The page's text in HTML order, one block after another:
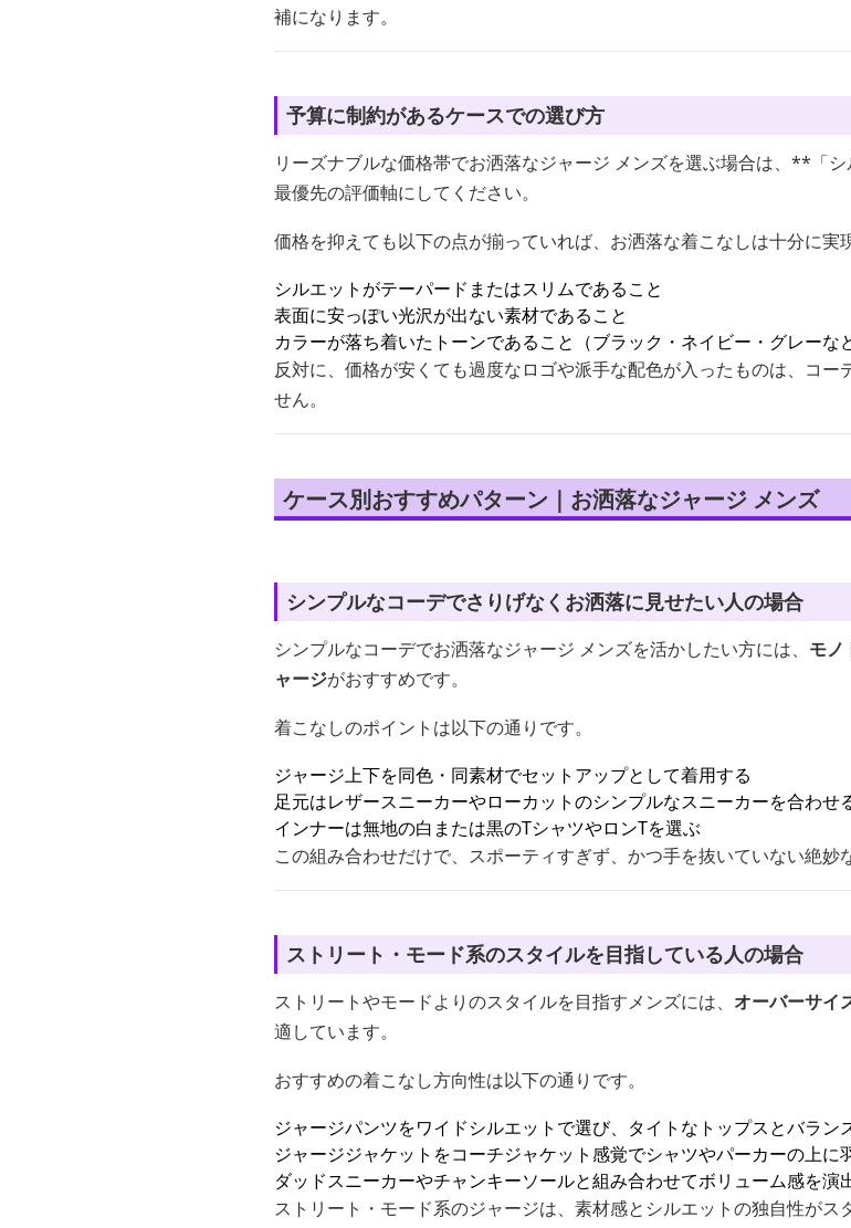
補になります。
予算に制約があるケースでの選び方
リーズナブルな価格帯でお洒落なジャージ メンズを選ぶ場合は、**「
最優先の評価軸にしてください。
価格を抑えても以下の点が揃っていれば、お洒落な着こなしは十分に実
シルエットがテーパードまたはスリムであること
表面に安っぽい光沢が出ない素材であること
カラーが落ち着いたトーンであること（ブラック・ネイビー・グレーな
反対に、価格が安くても過度なロゴや派手な配色が入ったものは、コ
せん。
ケース別おすすめパターン｜お洒落なジャージ メンズ
シンプルなコーデでさりげなくお洒落に見せたい人の場合
シンプルなコーデでお洒落なジャージ メンズを活かしたい方には、 モノ
ャージがおすすめです。
着こなしのポイントは以下の通りです。
ジャージ上下を同色・同素材でセットアップとして着用する
足元はレザースニーカーやローカットのシンプルなスニーカーを合わせ
インナーは無地の白または黒のTシャツやロンTを選ぶ
この組み合わせだけで、スポーティすぎず、かつ手を抜いていない絶妙
ストリート・モード系のスタイルを目指している人の場合
ストリートやモードよりのスタイルを目指すメンズには、 オーバーサイ
適しています。
おすすめの着こなし方向性は以下の通りです。
ジャージパンツをワイドシルエットで選び、タイトなトップスとバラン
ジャージジャケットをコーチジャケット感覚でシャツやパーカーの上に
ダッドスニーカーやチャンキーソールと組み合わせてボリューム感を演
ストリート・モード系のジャージは、素材感とシルエットの独自性がス